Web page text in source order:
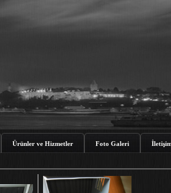
Ürünler ve Hizmetler Foto Galeri